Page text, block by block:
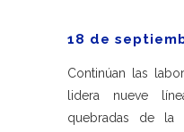
18 de
Continúan las
lidera nueve
quebradas de la